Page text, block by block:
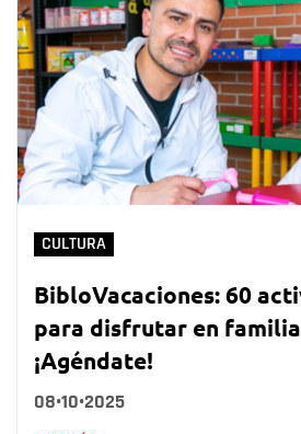
CULTURA
BibloVacaciones: 60
para disfrutar en
¡Agéndate!
08•10•2025